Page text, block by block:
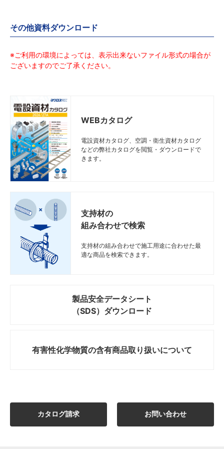
その他資料ダウンロード
※ご利用の環境によっては、表示出来ないファイル形式の場合が
ございますのでご了承ください。
WEBカタログ
電設資材カタログ、空調・衛生資材カタログ
などの弊社カタログを閲覧・ダウンロードで
きます。
支持材の
組み合わせで検索
支持材の組み合わせで施工用途に合わせた最
適な商品を検索できます。
製品安全データシート
（SDS）ダウンロード
有害性化学物質の含有商品取り扱いについて
カタログ請求 お問い合わせ